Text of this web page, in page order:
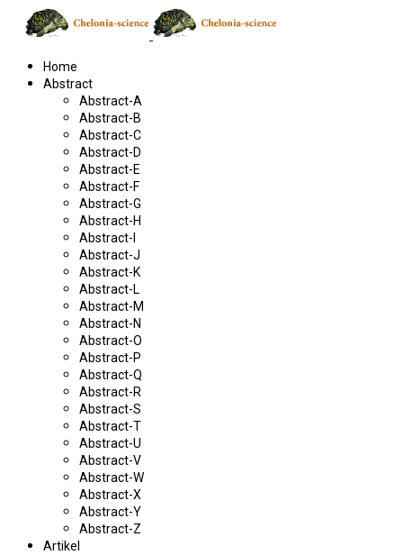
Home
Abstract
Abstract-A
Abstract-B
Abstract-C
Abstract-D
Abstract-E
Abstract-F
Abstract-G
Abstract-H
Abstract-I
Abstract-J
Abstract-K
Abstract-L
Abstract-M
Abstract-N
Abstract-O
Abstract-P
Abstract-Q
Abstract-R
Abstract-S
Abstract-T
Abstract-U
Abstract-V
Abstract-W
Abstract-X
Abstract-Y
Abstract-Z
Artikel